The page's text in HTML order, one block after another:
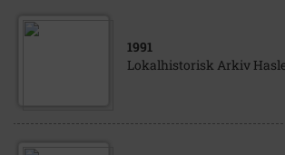
1991
Lokalhistorisk Arkiv